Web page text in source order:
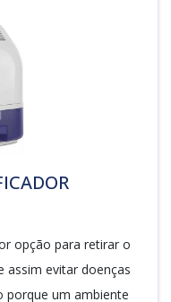
opção para retirar o
assim evitar doenças
porque um ambiente